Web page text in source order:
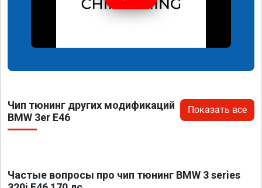
Чип тюнинг других модификаций
BMW 3er E46
Показать все
Частые вопросы про чип тюнинг BMW 3 series